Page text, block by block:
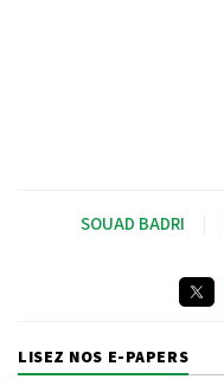
SOUAD BADRI
LISEZ NOS E-PAPERS